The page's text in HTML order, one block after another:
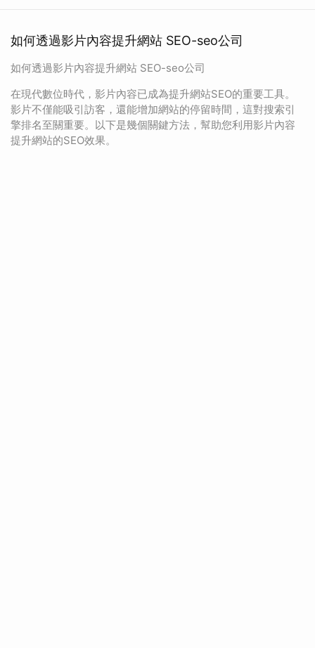
如何透過影片內容提升網站 SEO-seo公司
如何透過影片內容提升網站 SEO-seo公司
在現代數位時代，影片內容已成為提升網站SEO的重要工具。
影片不僅能吸引訪客，還能增加網站的停留時間，這對搜索引
擎排名至關重要。以下是幾個關鍵方法，幫助您利用影片內容
提升網站的SEO效果。